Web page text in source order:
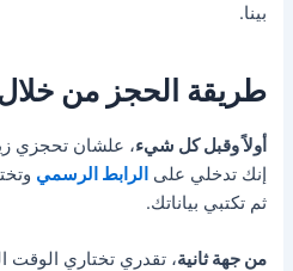
بينا.
طريقة الحجز من
أولاً وقبل كل شيء، علشان تحجزي
إنك تدخلي على الرابط الرسمي
ثم تكتبي بياناتك.
من جهة ثانية، تقدري تختاري الوقت